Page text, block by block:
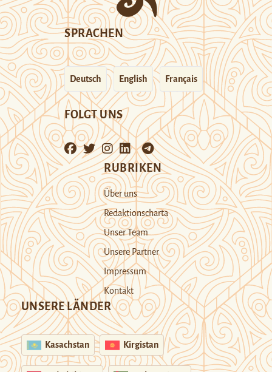
SPRACHEN
Deutsch English Français
FOLGT UNS
RUBRIKEN
Über uns
Redaktionscharta
Unser Team
Unsere Partner
Impressum
Kontakt
UNSERE LÄNDER
Kasachstan Kirgistan